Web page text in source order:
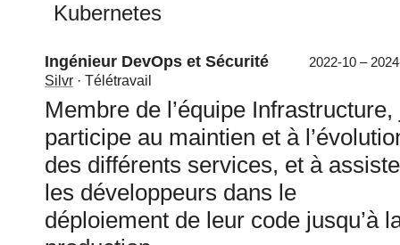
Kubernetes
Ingénieur DevOps et Sécurité
Silvr · Télétravail
2022-10 –
Membre de l’équipe Infrastructure,
participe au maintien et à
des différents services, et à
les développeurs dans le
déploiement de leur code jusqu’à